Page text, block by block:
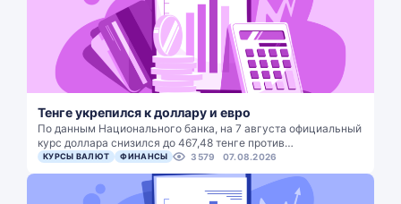
Тенге укрепился к доллару и евро
По данным Национального банка, на 7 августа официальный
курс доллара снизился до 467,48 тенге против…
КУРСЫ ВАЛЮТ ФИНАНСЫ 3579 07.08.2026